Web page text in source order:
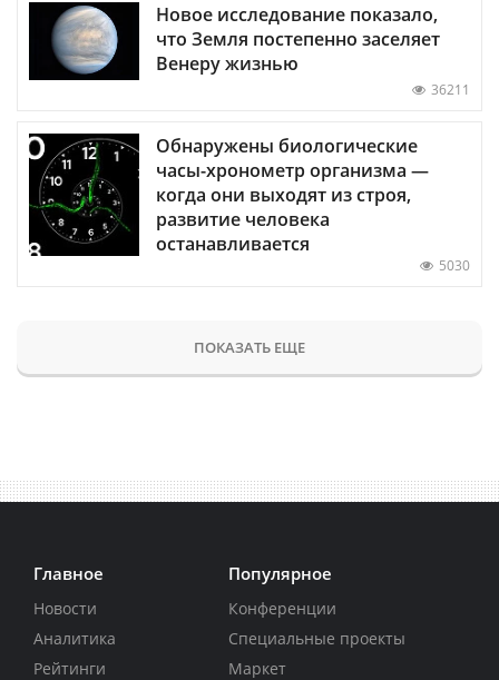
Новое исследование показало,
что Земля постепенно заселяет
Венеру жизнью
36211
Обнаружены биологические
часы-хронометр организма —
когда они выходят из строя,
развитие человека
останавливается
5030
ПОКАЗАТЬ ЕЩЕ
Главное
Новости
Аналитика
Рейтинги
Популярное
Конференции
Специальные проекты
Маркет